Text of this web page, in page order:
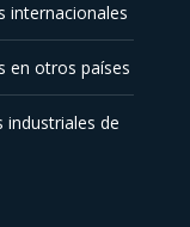
internacionales
en otros países
industriales de